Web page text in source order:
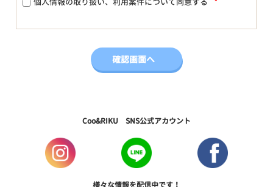
Coo&RIKU SNS公式アカウント
様々な情報を配信中です！